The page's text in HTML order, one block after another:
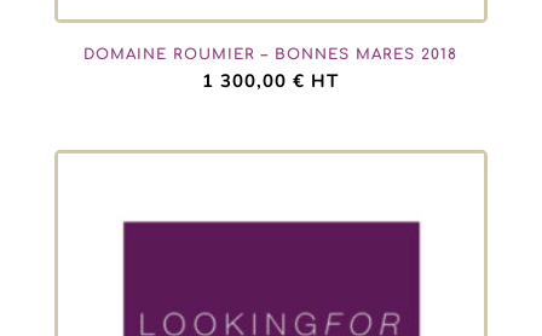
DOMAINE ROUMIER – BONNES MARES 2018
1 300,00€ HT